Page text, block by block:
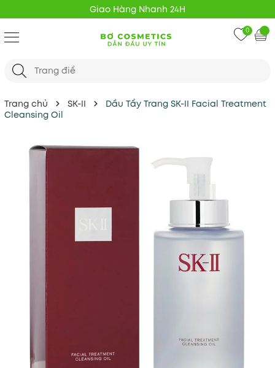
Giao Hàng Nhanh 24H
0
Trang chủ SK-II
Dầu Tẩy Trang SK-II Facial Treatment
Cleansing Oil